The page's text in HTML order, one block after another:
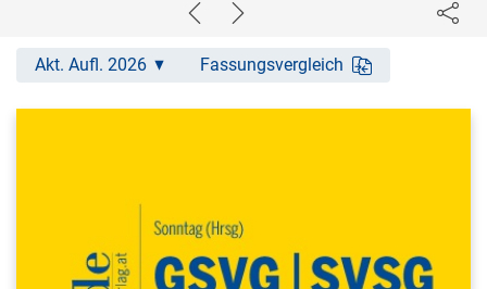
Akt. Aufl. 2026 Fassungsvergleich